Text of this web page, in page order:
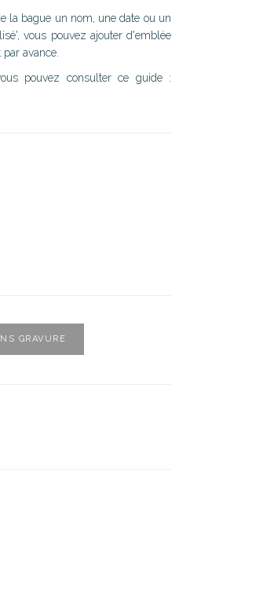
la bague un nom, une date ou un
vous pouvez ajouter d'emblée
avance.
pouvez consulter ce guide :
GRAVURE